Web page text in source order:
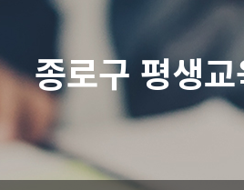
종로구 평생